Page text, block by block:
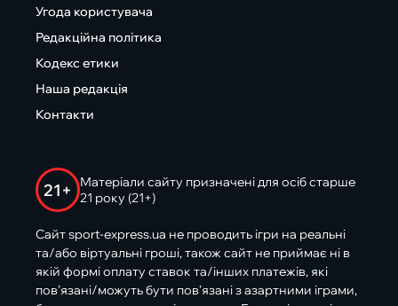
Угода користувача
Редакційна політика
Кодекс етики
Наша редакція
Контакти
21+
Матеріали сайту призначені для осіб старше
21 року (21+)
Сайт sport-express.ua не проводить ігри на реальні
та/або віртуальні гроші, також сайт не приймає ні в
якій формі оплату ставок та/інших платежів, які
пов’язані/можуть бути пов’язані з азартними іграми,